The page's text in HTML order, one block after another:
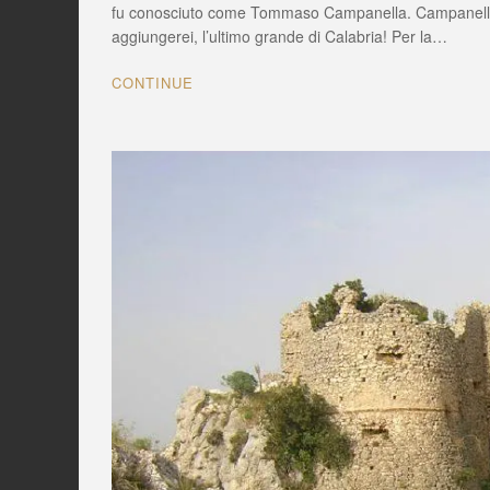
casa
del
fu conosciuto come Tommaso Campanella.
aggiungerei, l’ultimo grande di Calabria! Per la…
CONTINUE